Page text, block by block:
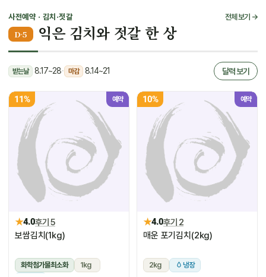
사전예약 · 김치·젓갈 전체 보기 →
D-5 익은 김치와 젓갈 한 상
받는날 8.17~28· 마감 8.14~21 달력 보기
11% 예약
★4.0후기 5
보쌈김치(1kg)
화학첨가물최소화
1kg
10% 예약
★4.0후기 2
매운 포기김치(2kg)
2kg 냉장